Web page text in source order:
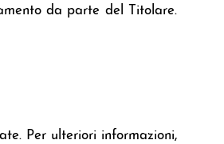
da parte del Titolare.
Per ulteriori informazioni,